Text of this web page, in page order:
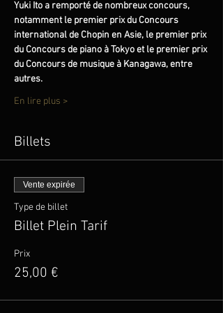
Yuki Ito a remporté de nombreux concours,
notamment le premier prix du Concours
international de Chopin en Asie, le premier prix
du Concours de piano à Tokyo et le premier prix
du Concours de musique à Kanagawa, entre
autres.
En lire plus >
Billets
Vente expirée
Type de billet
Billet Plein Tarif
Prix
25,00 €